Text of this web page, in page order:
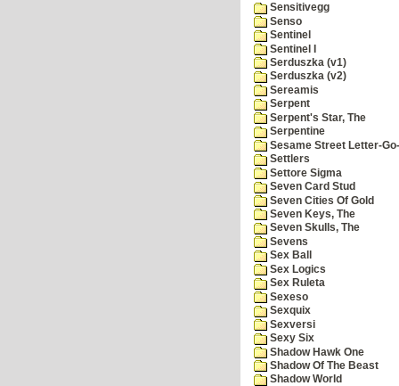
Sensitivegg
Senso
Sentinel
Sentinel I
Serduszka (v1)
Serduszka (v2)
Sereamis
Serpent
Serpent's Star, The
Serpentine
Sesame Street Letter-
Settlers
Settore Sigma
Seven Card Stud
Seven Cities Of Gold
Seven Keys, The
Seven Skulls, The
Sevens
Sex Ball
Sex Logics
Sex Ruleta
Sexeso
Sexquix
Sexversi
Sexy Six
Shadow Hawk One
Shadow Of The Beast
Shadow World